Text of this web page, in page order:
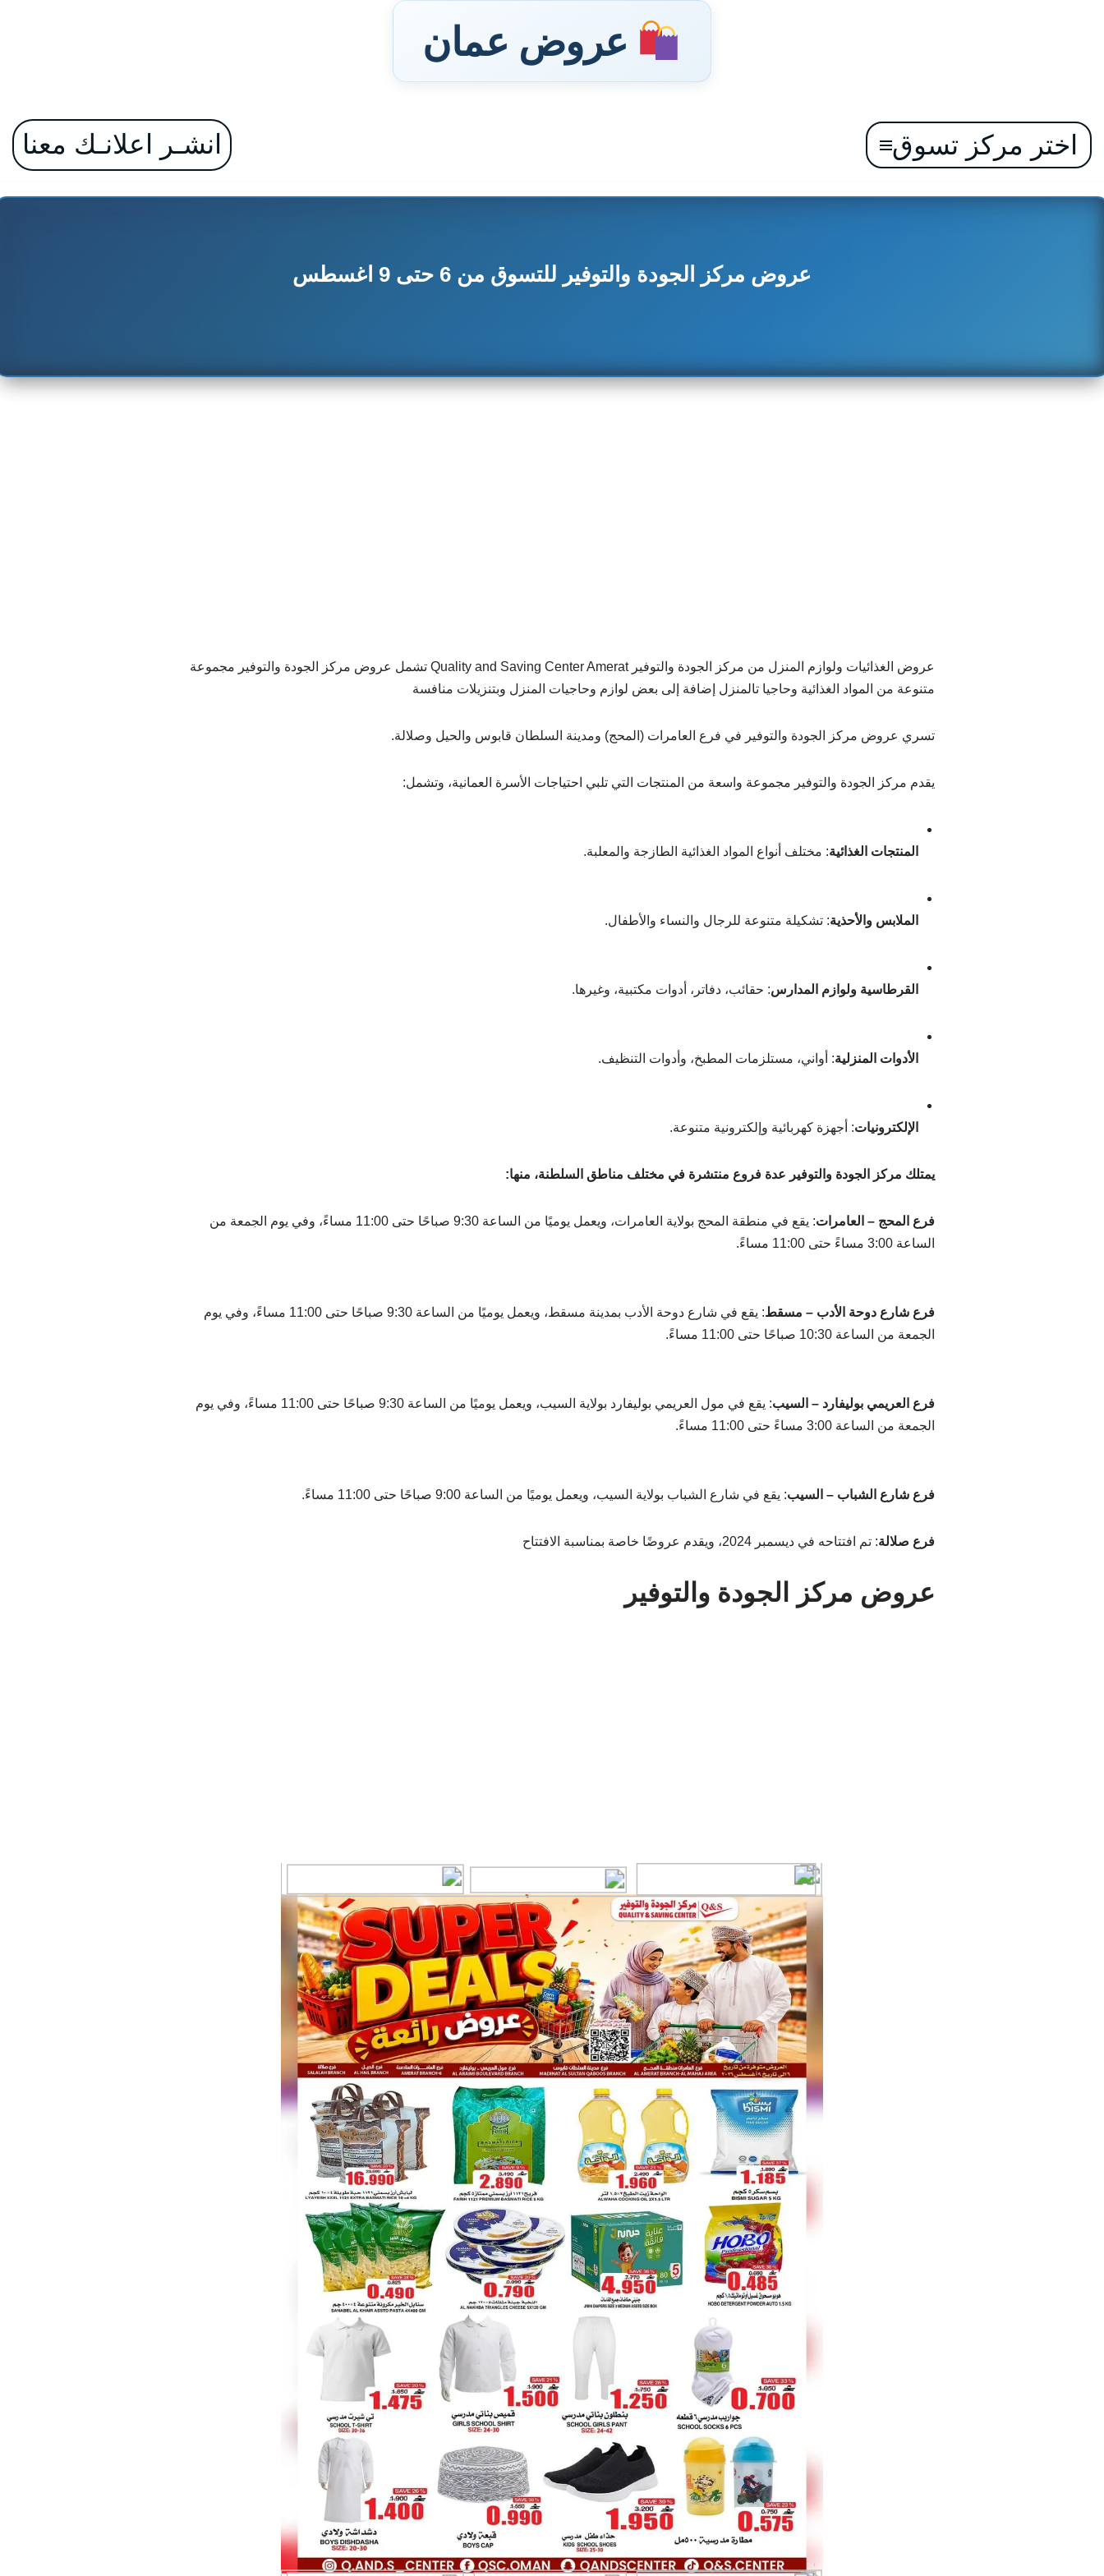
عروض عمان
تخطى
المحتوى
اختر مركز تسوق انشـر اعلانـك معنا
عروض مركز الجودة والتوفير للتسوق من 6 حتى 9 اغسطس
عروض الغذائيات ولوازم المنزل من مركز الجودة والتوفير Quality and Saving Center Amerat تشمل عروض مركز الجودة والتوفير مجموعة
متنوعة من المواد الغذائية وحاجيا تالمنزل إضافة إلى بعض لوازم وحاجيات المنزل وبتنزيلات منافسة
تسري عروض مركز الجودة والتوفير في فرع العامرات (المحج) ومدينة السلطان قابوس والحيل وصلالة.
يقدم مركز الجودة والتوفير مجموعة واسعة من المنتجات التي تلبي احتياجات الأسرة العمانية، وتشمل:
المنتجات الغذائية: مختلف أنواع المواد الغذائية الطازجة والمعلبة.
الملابس والأحذية:تشكيلة متنوعة للرجال والنساء والأطفال.
القرطاسية ولوازم المدارس: حقائب، دفاتر، أدوات مكتبية، وغيرها.
الأدوات المنزلية: أواني، مستلزمات المطبخ، وأدوات التنظيف.
الإلكترونيات: أجهزة كهربائية وإلكترونية متنوعة.
يمتلك مركز الجودة والتوفير عدة فروع منتشرة في مختلف مناطق السلطنة، منها:
فرع المحج – العامرات:
يقع في منطقة المحج بولاية العامرات، ويعمل يوميًا من الساعة 9:30 صباحًا حتى 11:00 مساءً، وفي يوم الجمعة من
الساعة 3:00 مساءً حتى 11:00 مساءً.
فرع شارع دوحة الأدب – مسقط:
يقع في شارع دوحة الأدب بمدينة مسقط، ويعمل يوميًا من الساعة 9:30 صباحًا حتى 11:00 مساءً، وفي يوم
الجمعة من الساعة 10:30 صباحًا حتى 11:00 مساءً.
فرع العريمي بوليفارد – السيب:
يقع في مول العريمي بوليفارد بولاية السيب، ويعمل يوميًا من الساعة 9:30 صباحًا حتى 11:00 مساءً، وفي يوم
الجمعة من الساعة 3:00 مساءً حتى 11:00 مساءً.
فرع شارع الشباب – السيب: يقع في شارع الشباب بولاية السيب، ويعمل يوميًا من الساعة 9:00 صباحًا حتى 11:00 مساءً.
فرع صلالة:تم افتتاحه في ديسمبر 2024، ويقدم عروضًا خاصة بمناسبة الافتتاح
عروض مركز الجودة والتوفير